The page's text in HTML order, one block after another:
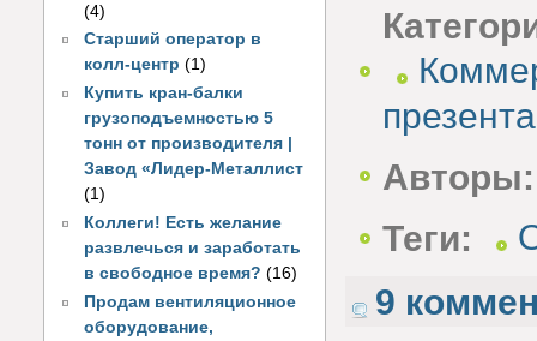
(4)
Старший оператор в
колл-центр (1)
Купить кран-балки
грузоподъемностью 5
тонн от производителя |
Завод «Лидер-Металлист
(1)
Коллеги! Есть желание
развлечься и заработать
в свободное время? (16)
Продам вентиляционное
оборудование,
Авторы:
Теги:
9